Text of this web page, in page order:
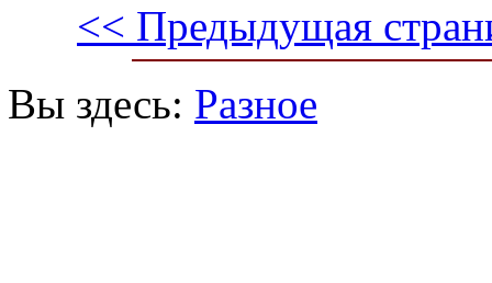
<< Предыдущая
Вы здесь: Разное